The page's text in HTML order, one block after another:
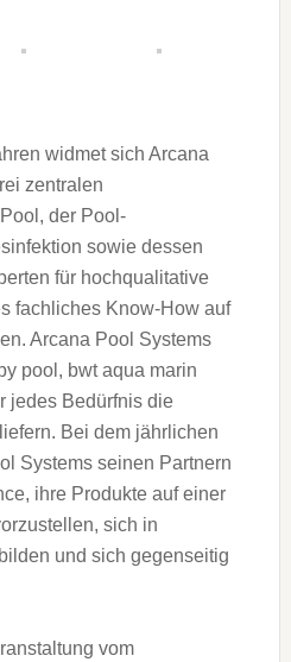
widmet sich Arcana
zentralen
der Pool-
sowie dessen
für hochqualitative
fachliches Know-How auf
Arcana Pool Systems
pool, bwt aqua marin
jedes Bedürfnis die
Bei dem jährlichen
Systems seinen Partnern
ihre Produkte auf einer
sich in
und sich gegenseitig
vom